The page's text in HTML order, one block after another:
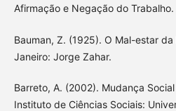
Afirmação e Negação do
Bauman, Z. (1925). O Mal-estar
Janeiro: Jorge Zahar.
Barreto, A. (2002). Mudança
Instituto de Ciências Sociais: